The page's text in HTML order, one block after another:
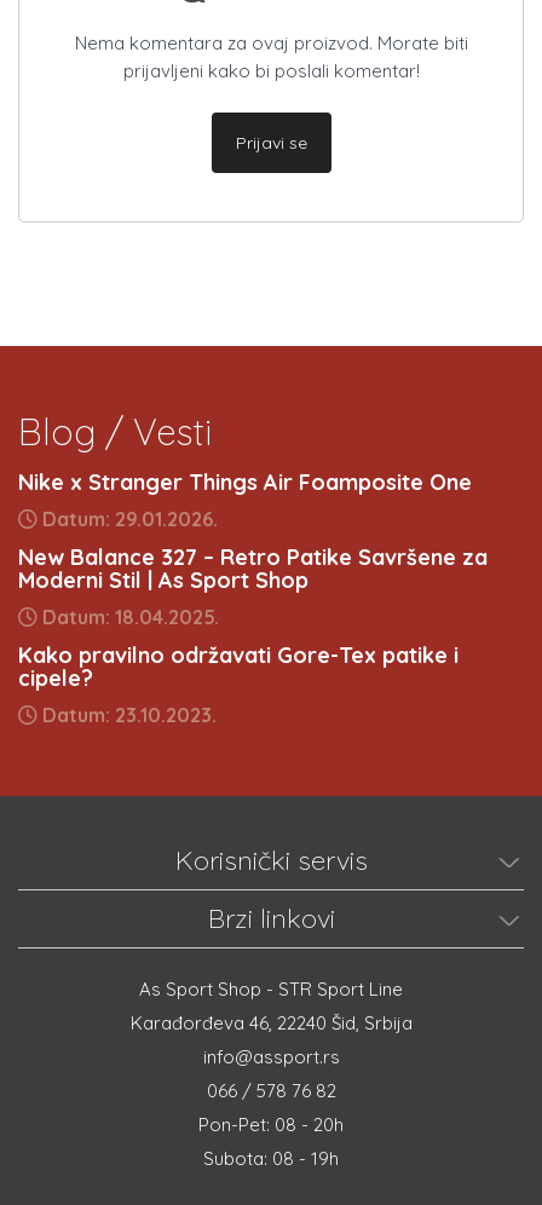
Nema komentara za ovaj proizvod. Morate biti
prijavljeni kako bi poslali komentar!
Prijavi se
Blog / Vesti
Nike x Stranger Things Air Foamposite One
Datum: 29.01.2026.
New Balance 327 – Retro Patike Savršene za
Moderni Stil | As Sport Shop
Datum: 18.04.2025.
Kako pravilno održavati Gore-Tex patike i
cipele?
Datum: 23.10.2023.
Korisnički servis
Brzi linkovi
As Sport Shop - STR Sport Line
Karađorđeva 46, 22240 Šid, Srbija
info@assport.rs
066 / 578 76 82
Pon-Pet: 08 - 20h
Subota: 08 - 19h